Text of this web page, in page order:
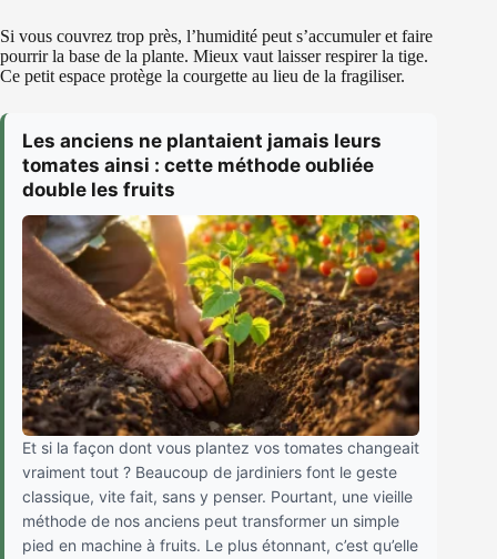
Si vous couvrez trop près, l’humidité peut s’accumuler et faire
pourrir la base de la plante. Mieux vaut laisser respirer la tige.
Ce petit espace protège la courgette au lieu de la fragiliser.
Les anciens ne plantaient jamais leurs
tomates ainsi : cette méthode oubliée
double les fruits
Et si la façon dont vous plantez vos tomates changeait
vraiment tout ? Beaucoup de jardiniers font le geste
classique, vite fait, sans y penser. Pourtant, une vieille
méthode de nos anciens peut transformer un simple
pied en machine à fruits. Le plus étonnant, c’est qu’elle